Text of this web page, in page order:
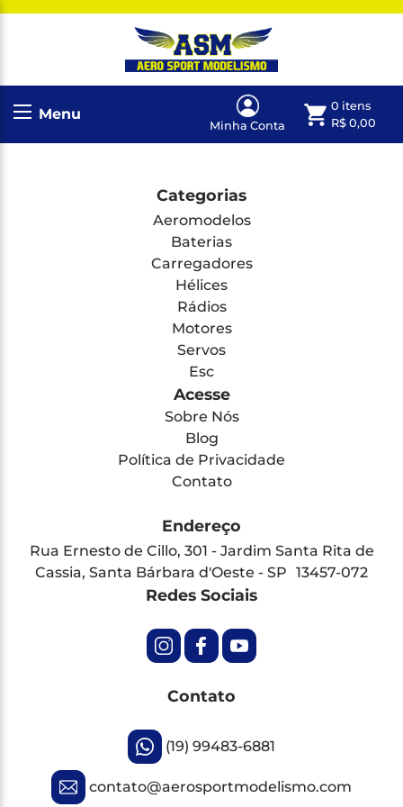
Menu
Minha Conta
0 itens
R$ 0,00
Categorias
Aeromodelos
Baterias
Carregadores
Hélices
Rádios
Motores
Servos
Esc
Acesse
Sobre Nós
Blog
Política de Privacidade
Contato
Endereço
Rua Ernesto de Cillo, 301 - Jardim Santa Rita de
Cassia, Santa Bárbara d'Oeste - SP 13457-072
Redes Sociais
Contato
(19) 99483-6881
contato@aerosportmodelismo.com